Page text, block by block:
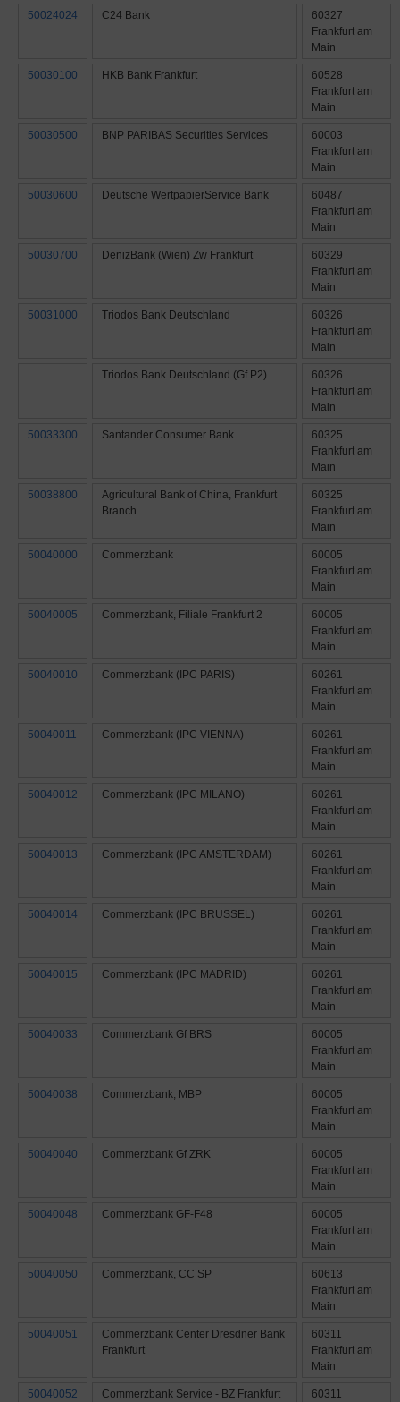
50024024 C24 Bank
60327
Frankfurt am
Main
50030100 HKB Bank Frankfurt
60528
Frankfurt am
Main
50030500 BNP PARIBAS Securities Services
60003
Frankfurt am
Main
50030600 Deutsche WertpapierService Bank
60487
Frankfurt am
Main
50030700 DenizBank (Wien) Zw Frankfurt
60329
Frankfurt am
Main
50031000 Triodos Bank Deutschland
60326
Frankfurt am
Main
Triodos Bank Deutschland (Gf P2)
60326
Frankfurt am
Main
50033300 Santander Consumer Bank
60325
Frankfurt am
Main
50038800
Agricultural Bank of China, Frankfurt
Branch
60325
Frankfurt am
Main
50040000 Commerzbank
60005
Frankfurt am
Main
50040005 Commerzbank, Filiale Frankfurt 2
60005
Frankfurt am
Main
50040010 Commerzbank (IPC PARIS)
60261
Frankfurt am
Main
50040011 Commerzbank (IPC VIENNA)
60261
Frankfurt am
Main
50040012 Commerzbank (IPC MILANO)
60261
Frankfurt am
Main
50040013 Commerzbank (IPC AMSTERDAM)
60261
Frankfurt am
Main
50040014 Commerzbank (IPC BRUSSEL)
60261
Frankfurt am
Main
50040015 Commerzbank (IPC MADRID)
60261
Frankfurt am
Main
50040033 Commerzbank Gf BRS
60005
Frankfurt am
Main
50040038 Commerzbank, MBP
60005
Frankfurt am
Main
50040040 Commerzbank Gf ZRK
60005
Frankfurt am
Main
50040048 Commerzbank GF-F48
60005
Frankfurt am
Main
50040050 Commerzbank, CC SP
60613
Frankfurt am
Main
50040051
Commerzbank Center Dresdner Bank
Frankfurt
60311
Frankfurt am
Main
50040052 Commerzbank Service - BZ Frankfurt
60311